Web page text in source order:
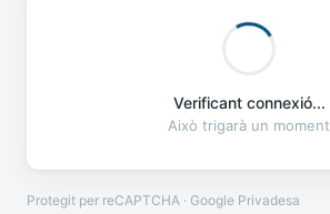
Verificant connexió...
Això trigarà un moment
Protegit per reCAPTCHA · Google Privadesa